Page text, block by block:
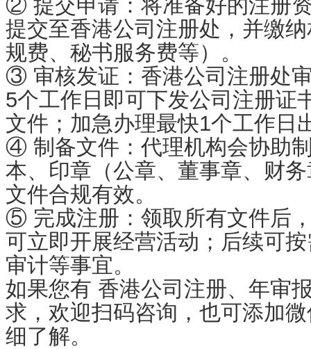
② 提交申请：将准备好的注册
提交至香港公司注册处，并缴
规费、秘书服务费等）。
③ 审核发证：香港公司注册处
5个工作日即可下发公司注册证
文件；加急办理最快1个工作日
④ 制备文件：代理机构会协助
本、印章（公章、董事章、财
文件合规有效。
⑤ 完成注册：领取所有文件后
可立即开展经营活动；后续可
审计等事宜。
如果您有 香港公司注册、年审
求，欢迎扫码咨询，也可添加
细了解。